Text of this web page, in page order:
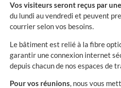
Vos visiteurs seront reçus par
du lundi au vendredi et peuvent
courrier selon vos besoins.
Le bâtiment est relié à la fibre
garantir une connexion internet
depuis chacun de nos espaces de
Pour vos réunions, nous vous